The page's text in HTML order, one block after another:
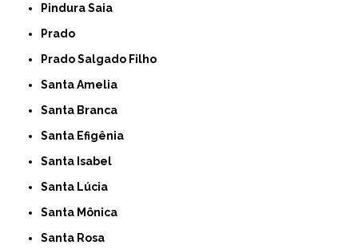
Pindura Saia
Prado
Prado Salgado Filho
Santa Amelia
Santa Branca
Santa Efigênia
Santa Isabel
Santa Lúcia
Santa Mônica
Santa Rosa